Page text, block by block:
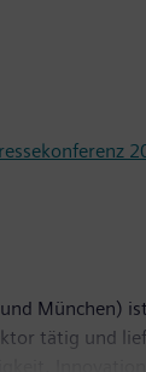
München)
tätig und